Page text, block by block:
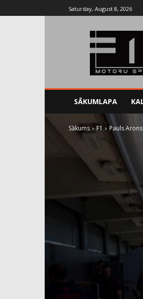
Saturday, August 8, 2026
SĀKUMLAPA
Sākums F1 Pauls